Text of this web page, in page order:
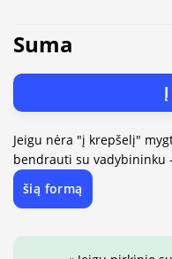
Suma
Jeigu nėra "į krepšelį"
bendrauti su vadybininku
šią formą